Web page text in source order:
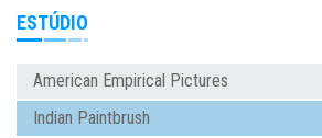
ESTÚDIO
American Empirical Pictures
Indian Paintbrush